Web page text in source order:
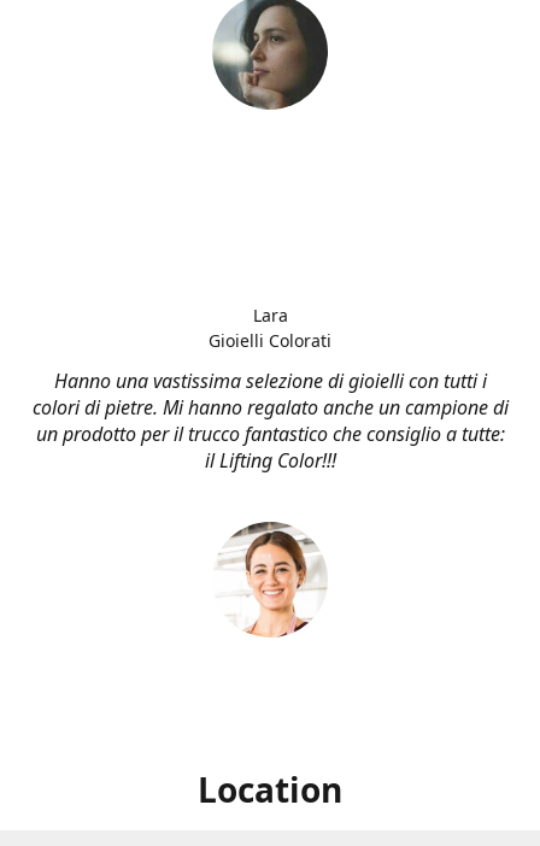
Hanno una vastissima selezione di gioielli con tutti i
colori di pietre. Mi hanno regalato anche un campione di
un prodotto per il trucco fantastico che consiglio a tutte:
il Lifting Color!!!
Lara
Gioielli Colorati
Location